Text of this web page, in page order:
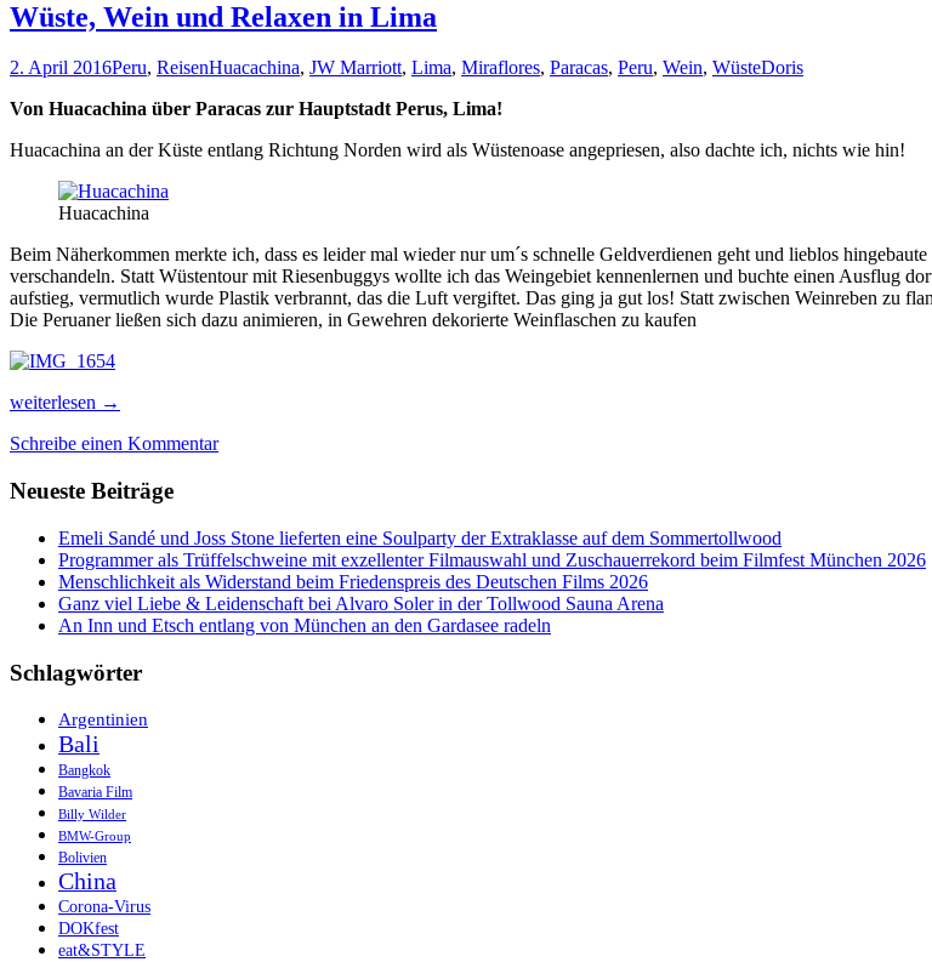
Wüste, Wein und Relaxen in Lima
2. April 2016Peru, ReisenHuacachina, JW Marriott, Lima, Miraflores, Paracas, Peru, Wein, WüsteDoris
Von Huacachina über Paracas zur Hauptstadt Perus, Lima!
Huacachina an der Küste entlang Richtung Norden wird als Wüstenoase angepriesen, also dachte ich, nichts wie hin!
Huacachina
Beim Näherkommen merkte ich, dass es leider mal wieder nur um´s schnelle Geldverdienen geht und lieblos
verschandeln. Statt Wüstentour mit Riesenbuggys wollte ich das Weingebiet kennenlernen und buchte einen Ausflug
aufstieg, vermutlich wurde Plastik verbrannt, das die Luft vergiftet. Das ging ja gut los! Statt zwischen Weinreben zu
Die Peruaner ließen sich dazu animieren, in Gewehren dekorierte Weinflaschen zu kaufen
Wüste,
und
in
weiterlesen →
Schreibe einen Kommentar
Neueste Beiträge
Emeli Sandé und Joss Stone lieferten eine Soulparty der Extraklasse auf dem Sommertollwood
Programmer als Trüffelschweine mit exzellenter Filmauswahl und Zuschauerrekord beim Filmfest München 2026
Menschlichkeit als Widerstand beim Friedenspreis des Deutschen Films 2026
Ganz viel Liebe & Leidenschaft bei Alvaro Soler in der Tollwood Sauna Arena
An Inn und Etsch entlang von München an den Gardasee radeln
Schlagwörter
Argentinien
Bali
Bangkok
Bavaria Film
Billy Wilder
BMW-Group
Bolivien
China
Corona-Virus
DOKfest
eat&STYLE